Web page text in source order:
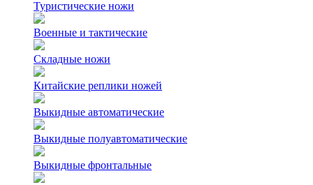
Туристические ножи
Военные и тактические
Складные ножи
Китайские реплики ножей
Выкидные автоматические
Выкидные полуавтоматические
Выкидные фронтальные